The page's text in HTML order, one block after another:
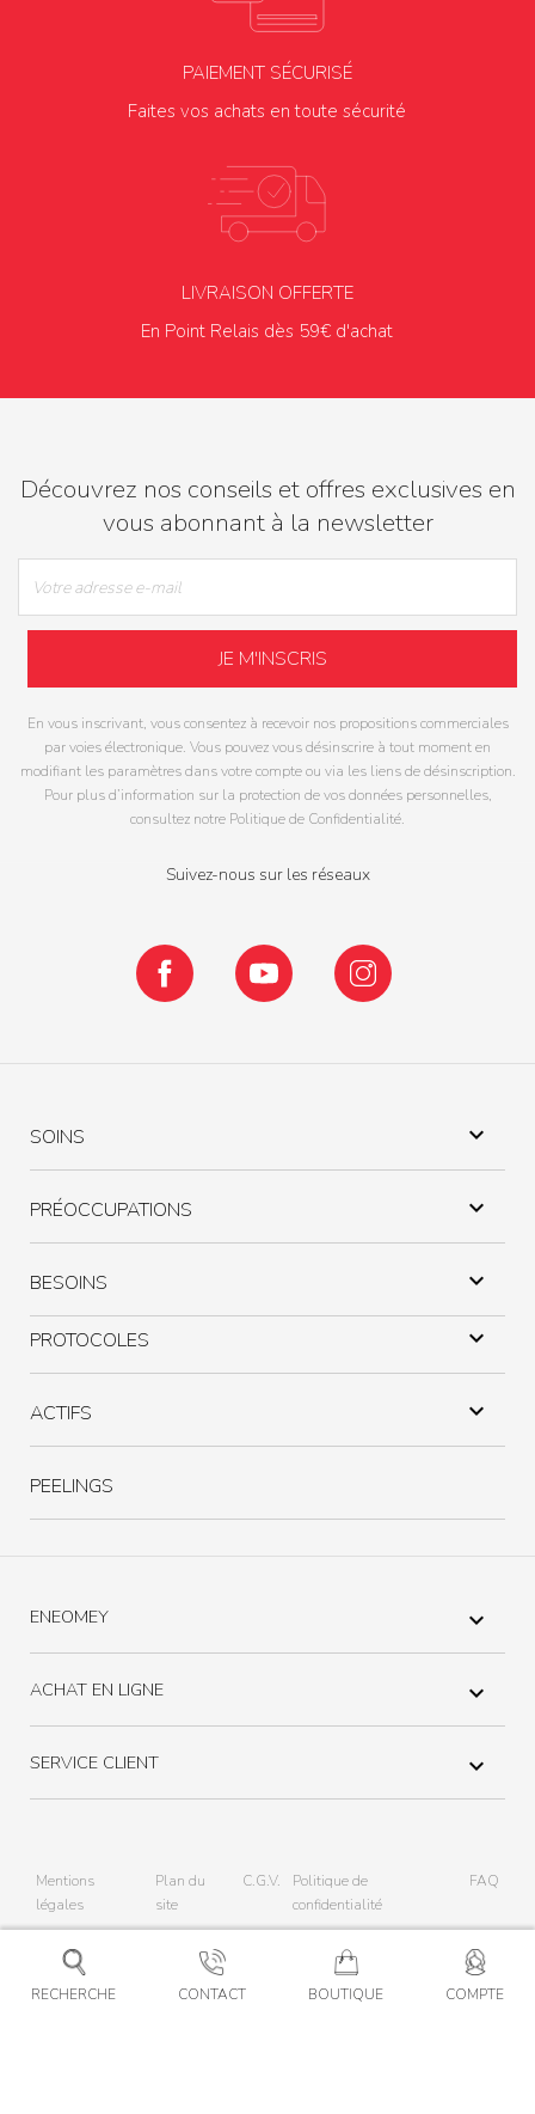
PAIEMENT SÉCURISÉ
Faites vos achats en toute sécurité
LIVRAISON OFFERTE
En Point Relais dès 59€ d'achat
Découvrez nos conseils et offres exclusives en
vous abonnant à la newsletter
En vous inscrivant, vous consentez à recevoir nos propositions commerciales
par voies électronique. Vous pouvez vous désinscrire à tout moment en
modifiant les paramètres dans votre compte ou via les liens de désinscription.
Pour plus d’information sur la protection de vos données personnelles,
consultez notre Politique de Confidentialité.
Suivez-nous sur les réseaux
Facebook YouTube
SOINS 
PRÉOCCUPATIONS 
BESOINS 
PROTOCOLES 
ACTIFS 
PEELINGS
ENEOMEY 
ACHAT EN LIGNE 
SERVICE CLIENT 
RECHERCHE CONTACT BOUTIQUE COMPTE
Mentions
légales
Plan du
site
C.G.V.
Politique de
confidentialité
FAQ